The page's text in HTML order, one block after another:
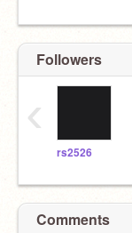
Followers
rs2526
‹
Comments